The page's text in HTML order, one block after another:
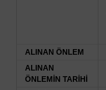
ALINAN ÖNLEM
ALINAN
ÖNLEMİN TARİHİ